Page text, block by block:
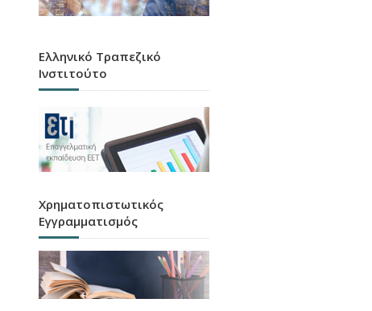
Ελληνικό Τραπεζικό
Ινστιτούτο
Χρηματοπιστωτικός
Εγγραμματισμός